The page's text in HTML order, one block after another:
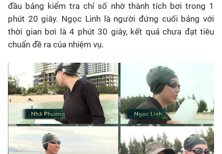
đầu bảng kiểm tra chỉ số nhờ thành tích bơi trong 1
phút 20 giây. Ngọc Linh là người đứng cuối bảng với
thời gian bơi là 4 phút 30 giây, kết quả chưa đạt tiêu
chuẩn đề ra của nhiệm vụ.